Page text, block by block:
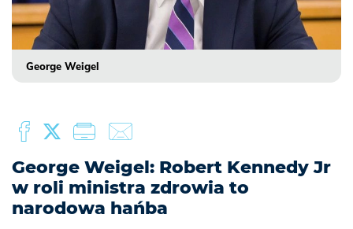
George Weigel
George Weigel: Robert Kennedy Jr
w roli ministra zdrowia to
narodowa hańba